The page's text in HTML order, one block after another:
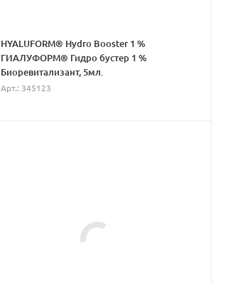
HYALUFORM® Hydro Booster 1 %
ГИАЛУФОРМ® Гидро бустер 1 %
Биоревитализант, 5мл.
Арт.: 345123